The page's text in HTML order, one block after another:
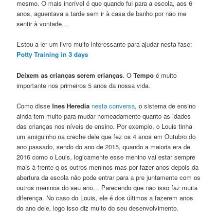
mesmo. O mais incrível é que quando fui para a escola, aos 6
anos, aguentava a tarde sem ir à casa de banho por não me
sentir à vontade…
Estou a ler um livro muito interessante para ajudar nesta fase:
Potty Training in 3 days
Deixem as crianças serem crianças. OTempo é muito
importante nos primeiros 5 anos da nossa vida.
Como disseInes Heredia nesta conversa, o sistema de ensino
ainda tem muito para mudar nomeadamente quanto as idades
das crianças nos níveis de ensino. Por exemplo, o Louis tinha
um amiguinho na creche dele que fez os 4 anos em Outubro do
ano passado, sendo do ano de 2015, quando a maioria era de
2016 como o Louis, logicamente esse menino vai estar sempre
mais à frente q os outros meninos mas por fazer anos depois da
abertura da escola não pode entrar para a pre juntamente com os
outros meninos do seu ano… Parecendo que não isso faz muita
diferença. No caso do Louis, ele é dos últimos a fazerem anos
do ano dele, logo isso diz muito do seu desenvolvimento.